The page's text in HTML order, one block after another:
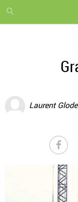
month
free
Laurent